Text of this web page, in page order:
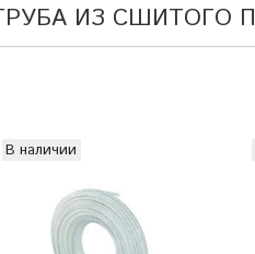
ИЗ СШИТОГО
В наличии